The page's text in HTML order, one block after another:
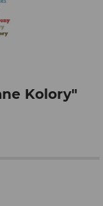
Kolory"